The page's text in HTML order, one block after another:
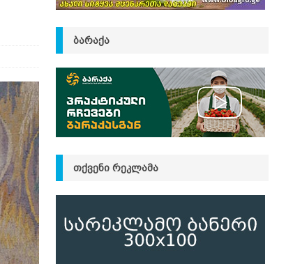
ᲑᲐᲠᲐᲥᲐ
ᲗᲥᲕᲔᲜᲘ ᲠᲔᲙᲚᲐᲛᲐ